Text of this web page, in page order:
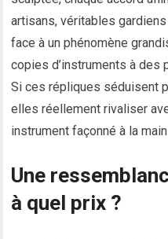
artisans, véritables
face à un phénomène
copies d’instruments à des
Si ces répliques séduisent
elles réellement rivaliser
instrument façonné à la
Une
à quel prix ?